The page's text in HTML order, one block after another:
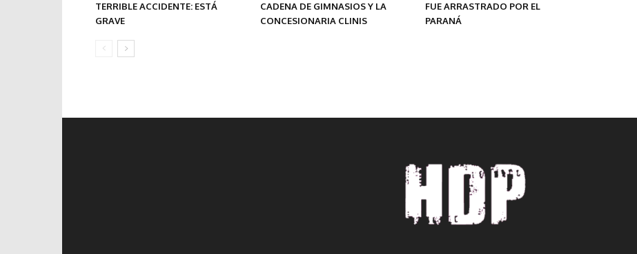
TERRIBLE ACCIDENTE: ESTÁ
GRAVE
CADENA DE GIMNASIOS Y LA
CONCESIONARIA CLINIS
FUE ARRASTRADO POR EL
PARANÁ